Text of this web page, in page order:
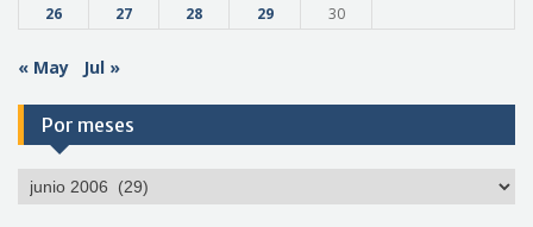
26 27 28 29 30
« May Jul »
Por meses
Por